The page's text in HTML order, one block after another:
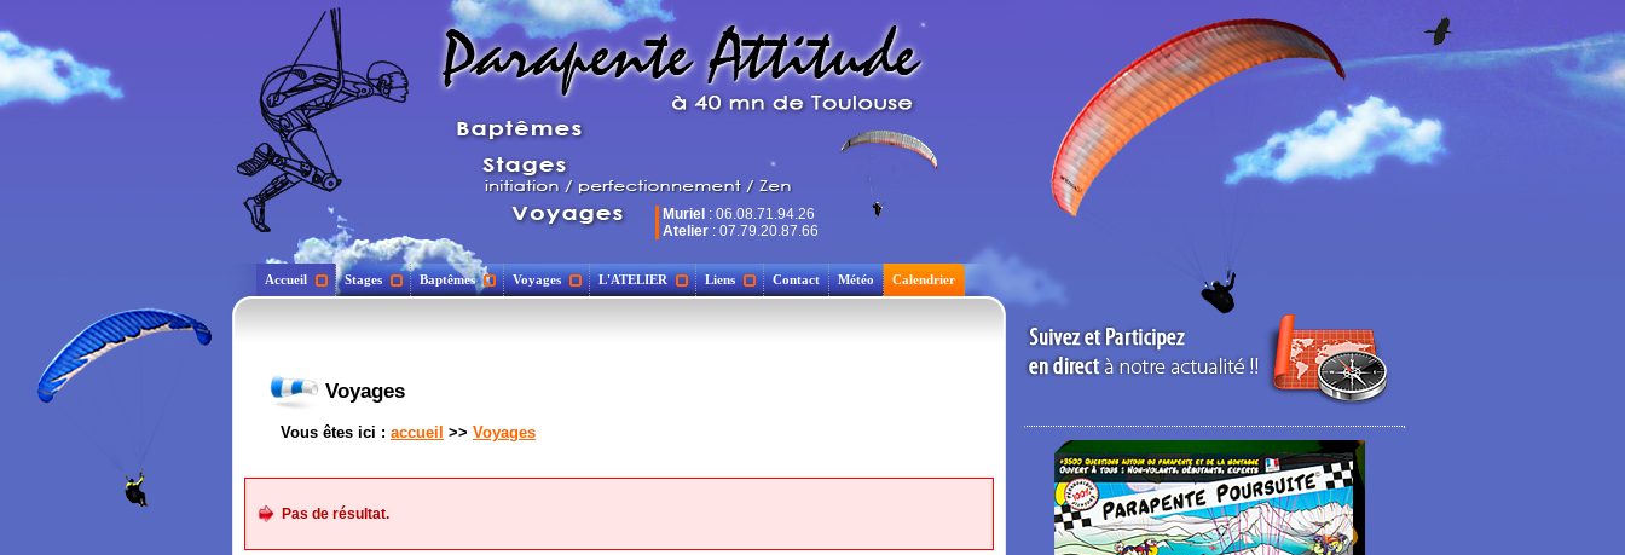
Muriel : 06.08.71.94.26
Atelier : 07.79.20.87.66
Accueil Stages Baptêmes Voyages L'ATELIER Liens Contact Météo Calendrier
Voyages
Vous êtes ici : accueil >> Voyages
Pas de résultat.